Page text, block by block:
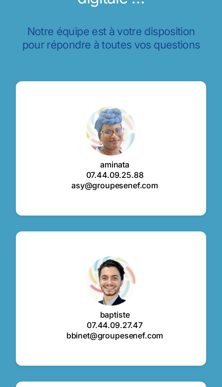
Notre équipe est à votre disposition
pour répondre à toutes vos questions
aminata
07.44.09.25.88
asy@groupesenef.com
baptiste
07.44.09.27.47
bbinet@groupesenef.com